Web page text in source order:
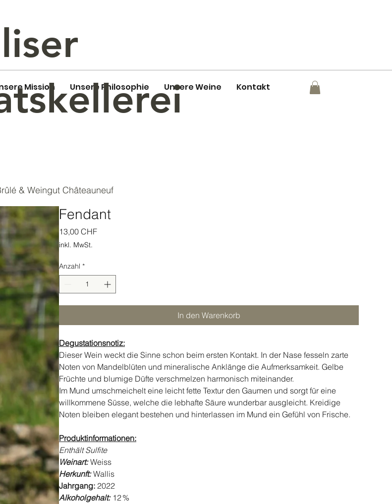
Mission Unsere Philosophie Unsere Weine Kontakt
& Weingut Châteauneuf
Fendant
13,00 CHFPreis
inkl. MwSt.
Anzahl *
In den Warenkorb
Degustationsnotiz:
Dieser Wein weckt die Sinne schon beim ersten Kontakt. In der Nase fesseln zarte
Noten von Mandelblüten und mineralische Anklänge die Aufmerksamkeit. Gelbe
Früchte und blumige Düfte verschmelzen harmonisch miteinander.
Im Mund umschmeichelt eine leicht fette Textur den Gaumen und sorgt für eine
willkommene Süsse, welche die lebhafte Säure wunderbar ausgleicht. Kreidige
Noten bleiben elegant bestehen und hinterlassen im Mund ein Gefühl von Frische.
Produktinformationen:
Enthält Sulfite
Weinart:Weiss
Herkunft:Wallis
Jahrgang: 2022
Alkoholgehalt:12 %